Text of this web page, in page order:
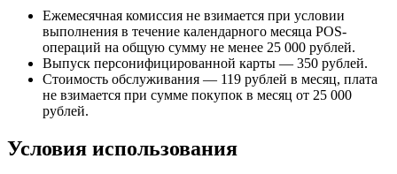
Ежемесячная комиссия не взимается при условии
выполнения в течение календарного месяца POS-
операций на общую сумму не менее 25 000 рублей.
Выпуск персонифицированной карты — 350 рублей.
Стоимость обслуживания — 119 рублей в месяц, плата
не взимается при сумме покупок в месяц от 25 000
рублей.
Условия использования